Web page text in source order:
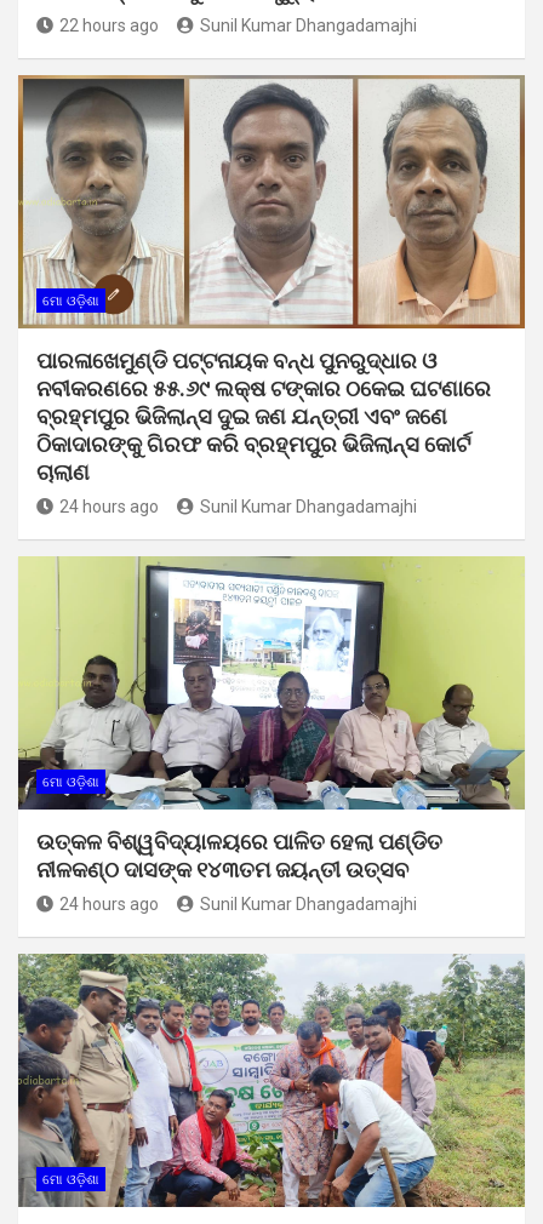
22 hours ago Sunil Kumar Dhangadamajhi
ମୋ ଓଡ଼ିଶା
ପାରଳାଖେମୁଣ୍ଡି ପଟ୍ଟନାୟକ ବନ୍ଧ ପୁନରୁଦ୍ଧାର ଓ
ନବୀକରଣରେ ୫୫.୬୯ ଲକ୍ଷ ଟଙ୍କାର ଠକେଇ ଘଟଣାରେ
ବ୍ରହ୍ମପୁର ଭିଜିଲାନ୍ସ ଦୁଇ ଜଣ ଯନ୍ତ୍ରୀ ଏବଂ ଜଣେ
ଠିକାଦାରଙ୍କୁ ଗିରଫ କରି ବ୍ରହ୍ମପୁର ଭିଜିଲାନ୍ସ କୋର୍ଟ
ଚାଲାଣ
24 hours ago Sunil Kumar Dhangadamajhi
ମୋ ଓଡ଼ିଶା
ଉତ୍କଳ ବିଶ୍ୱବିଦ୍ୟାଳୟରେ ପାଳିତ ହେଲା ପଣ୍ଡିତ
ନୀଳକଣ୍ଠ ଦାସଙ୍କ ୧୪୩ତମ ଜୟନ୍ତୀ ଉତ୍ସବ
24 hours ago Sunil Kumar Dhangadamajhi
ମୋ ଓଡ଼ିଶା